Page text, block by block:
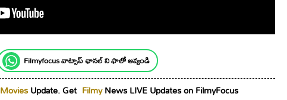
Filmyfocus వాట్సాప్ ఛానల్ ని ఫాలో అవ్వండి
MoviesUpdate. Get FilmyNews LIVE Updates on FilmyFocus